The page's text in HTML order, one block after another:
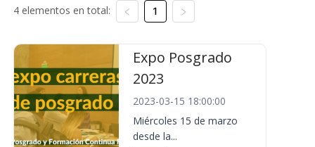
4 elementos en total: 1
Expo Posgrado
2023
2023-03-15 18:00:00
Miércoles 15 de marzo
desde la...